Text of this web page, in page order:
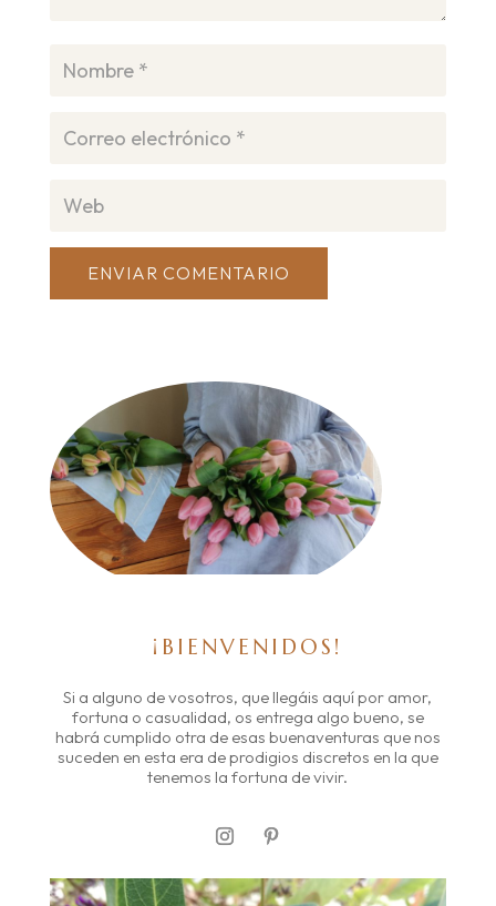
ENVIAR COMENTARIO
¡BIENVENIDOS!
Si a alguno de vosotros, que llegáis aquí por amor,
fortuna o casualidad, os entrega algo bueno, se
habrá cumplido otra de esas buenaventuras que nos
suceden en esta era de prodigios discretos en la que
tenemos la fortuna de vivir.